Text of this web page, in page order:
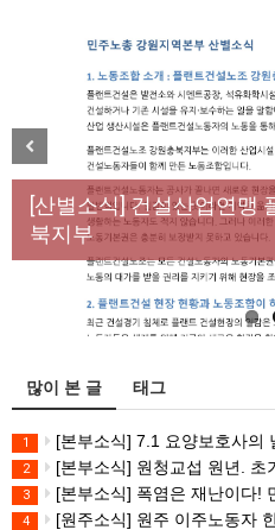
[성명] 막을 수 있었던 죽
년노동자 사망사고의 철
대책 마련하라
[산별소식] 건설산업연맹
북지부
Previous
많이 본 글 태그
1 [본부소식] 7.1 요양보호사의
2 [본부소식] 원청교섭 원년. 초기업교섭 돌파! 모든
3 [본부소식] 폭염은 재난이다! 민주노총
4 [원주소식] 원주 이주노동자